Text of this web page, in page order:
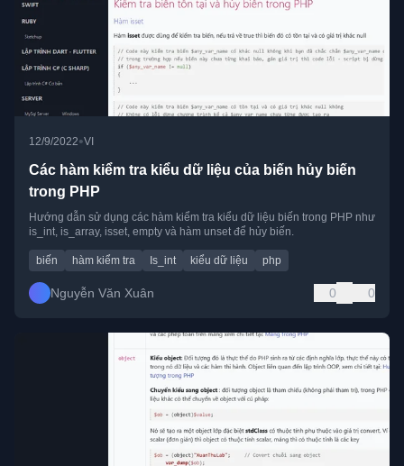
12/9/2022•VI
Các hàm kiểm tra kiểu dữ liệu của biến hủy biến
trong PHP
Hướng dẫn sử dụng các hàm kiểm tra kiểu dữ liệu biến trong PHP như
is_int, is_array, isset, empty và hàm unset để hủy biến.
biến hàm kiểm tra Is_int kiểu dữ liệu php
Nguyễn Văn Xuân 0 0